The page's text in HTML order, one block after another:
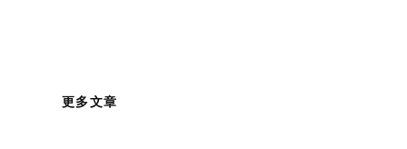
更多文章